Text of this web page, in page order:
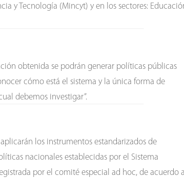
y Tecnología (Mincyt) y en los sectores:
obtenida se podrán generar políticas públicas
cómo está el sistema y la única forma de
debemos investigar”.
los instrumentos estandarizados de
nacionales establecidas por el Sistema
por el comité especial ad hoc, de acuerdo